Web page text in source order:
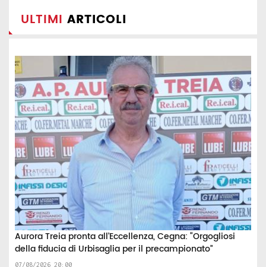
ULTIMI ARTICOLI
Aurora Treia pronta all’Eccellenza, Cegna: “Orgogliosi
della fiducia di Urbisaglia per il precampionato”
07/08/2026 20:00